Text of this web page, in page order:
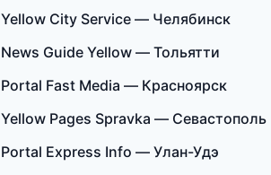
Yellow City Service — Челябинск
News Guide Yellow — Тольятти
Portal Fast Media — Красноярск
Yellow Pages Spravka — Севастополь
Portal Express Info — Улан-Удэ